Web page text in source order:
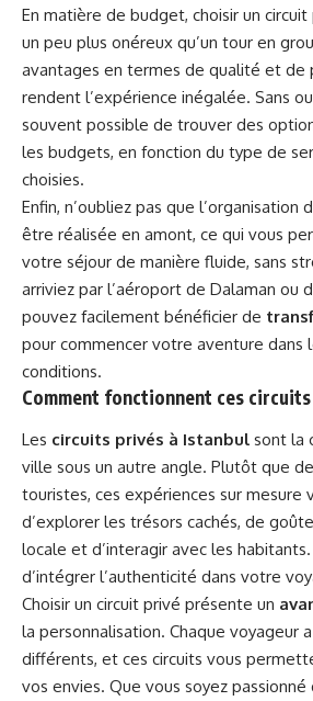
En matière de budget, choisir un
un peu plus onéreux qu’un tour en
avantages en termes de qualité et de
rendent l’expérience inégalée. Sans
souvent possible de trouver des
les budgets, en fonction du type de
choisies.
Enfin, n’oubliez pas que l’organisation
être réalisée en amont, ce qui vous
votre séjour de manière fluide, sans
arriviez par l’aéroport de Dalaman ou
pouvez facilement bénéficier de
pour commencer votre aventure dans
conditions.
Comment fonctionnent ces circuits
Les circuits privés à Istanbul sont la
ville sous un autre angle. Plutôt que
touristes, ces expériences sur
d’explorer les trésors cachés, de
locale et d’interagir avec les habitants.
d’intégrer l’authenticité dans votre
Choisir un circuit privé présente un
la personnalisation. Chaque voyageur
différents, et ces circuits vous
vos envies. Que vous soyez passionné